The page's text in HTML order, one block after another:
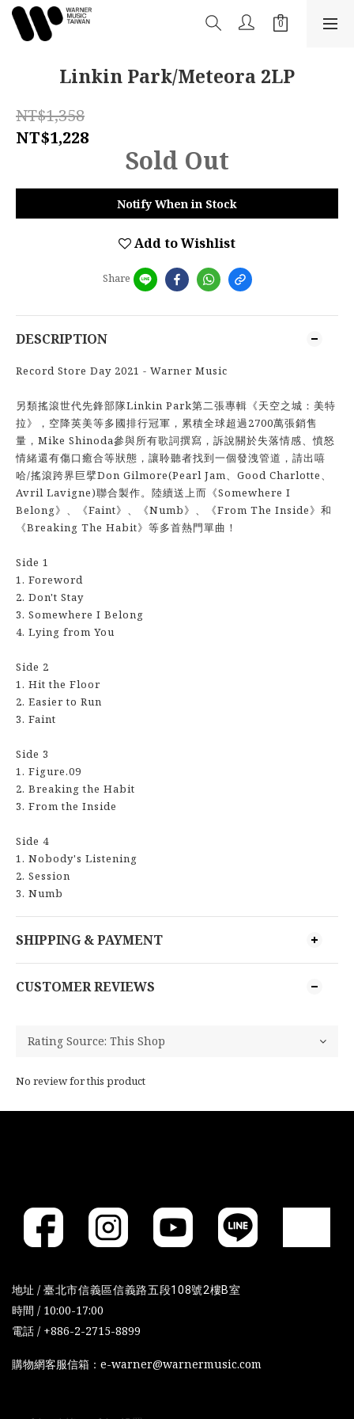
Linkin Park/Meteora 2LP
NT$1,358
NT$1,228
Sold Out
Notify When in Stock
Add to Wishlist
Share
DESCRIPTION
Record Store Day 2021 - Warner Music
另類搖滾世代先鋒部隊Linkin Park第二張專輯《天空之城：美特
拉》，空降英美等多國排行冠軍，累積全球超過2700萬張銷售
量，Mike Shinoda參與所有歌詞撰寫，訴說關於失落情感、憤怒
情緒還有傷口癒合等狀態，讓聆聽者找到一個發洩管道，請出嘻
哈/搖滾跨界巨擘Don Gilmore(Pearl Jam、Good Charlotte、
Avril Lavigne)聯合製作。陸續送上而《Somewhere I
Belong》、《Faint》、《Numb》、《From The Inside》和
《Breaking The Habit》等多首熱門單曲！
Side 1
1. Foreword
2. Don't Stay
3. Somewhere I Belong
4. Lying from You
Side 2
1. Hit the Floor
2. Easier to Run
3. Faint
Side 3
1. Figure.09
2. Breaking the Habit
3. From the Inside
Side 4
1. Nobody's Listening
2. Session
3. Numb
SHIPPING & PAYMENT
CUSTOMER REVIEWS
No review for this product
地址 / 臺北市信義區信義路五段108號2樓B室
時間 / 10:00-17:00
電話 / +886-2-2715-8899
購物網客服信箱：e-warner@warnermusic.com